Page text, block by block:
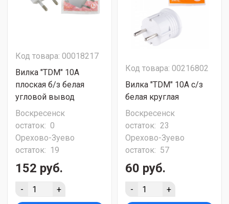
Код товара: 00018217
Вилка "TDM" 10А
плоская б/з белая
угловой вывод
Воскресенск
остаток: 0
Орехово-Зуево
остаток: 19
152 руб.
- +
Код товара: 00216802
Вилка "TDM" 10А с/з
белая круглая
Воскресенск
остаток: 23
Орехово-Зуево
остаток: 57
60 руб.
- +